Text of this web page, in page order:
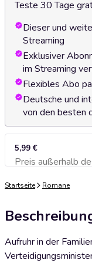
Teste 30 Tage
Dieser und
Streaming
Exklusiver
im Streaming
Flexibles Abo
Deutsche und
von den besten
5,99 €
Preis außerhalbZum
Startseite Romane
Aufruhr in der